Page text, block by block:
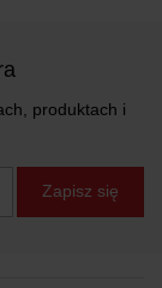
produktach i
Zapisz się